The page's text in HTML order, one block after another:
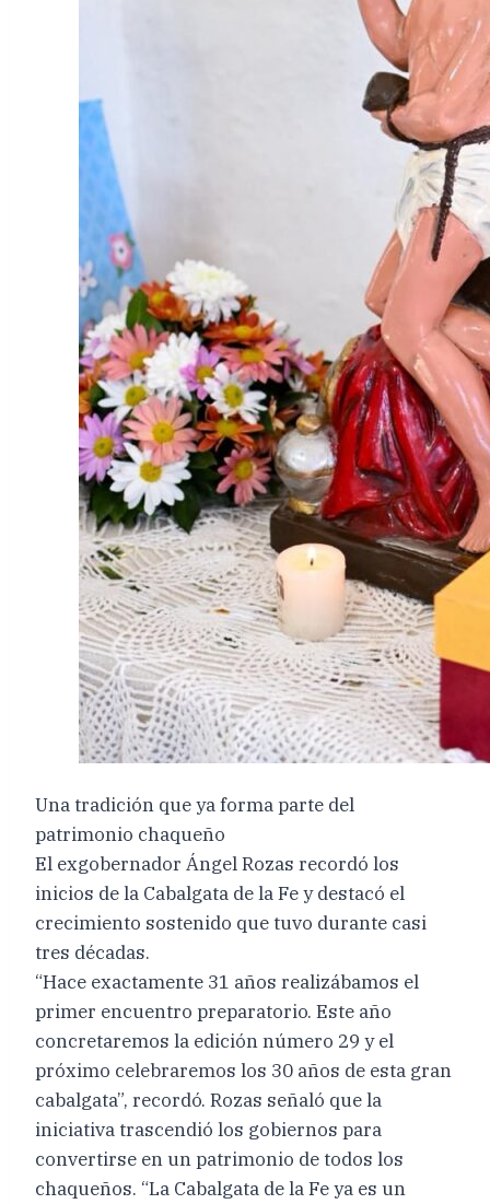
Una tradición que ya forma parte del
patrimonio chaqueño
El exgobernador Ángel Rozas recordó los
inicios de la Cabalgata de la Fe y destacó el
crecimiento sostenido que tuvo durante casi
tres décadas.
“Hace exactamente 31 años realizábamos el
primer encuentro preparatorio. Este año
concretaremos la edición número 29 y el
próximo celebraremos los 30 años de esta gran
cabalgata”, recordó. Rozas señaló que la
iniciativa trascendió los gobiernos para
convertirse en un patrimonio de todos los
chaqueños. “La Cabalgata de la Fe ya es un